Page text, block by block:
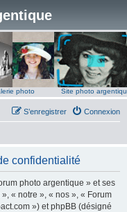
photo Site photo
Connexion
S’enregistrer
confidentialité
photo argentique » et ses
« notre », « nos », « Forum
») et phpBB (désigné